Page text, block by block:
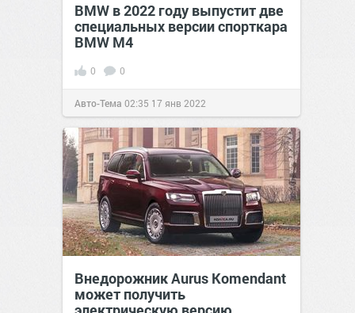
BMW в 2022 году выпустит две
специальных версии спорткара
BMW M4
0 0
Авто-Тема 02:35 17 янв 2022
Внедорожник Aurus Komendant
может получить